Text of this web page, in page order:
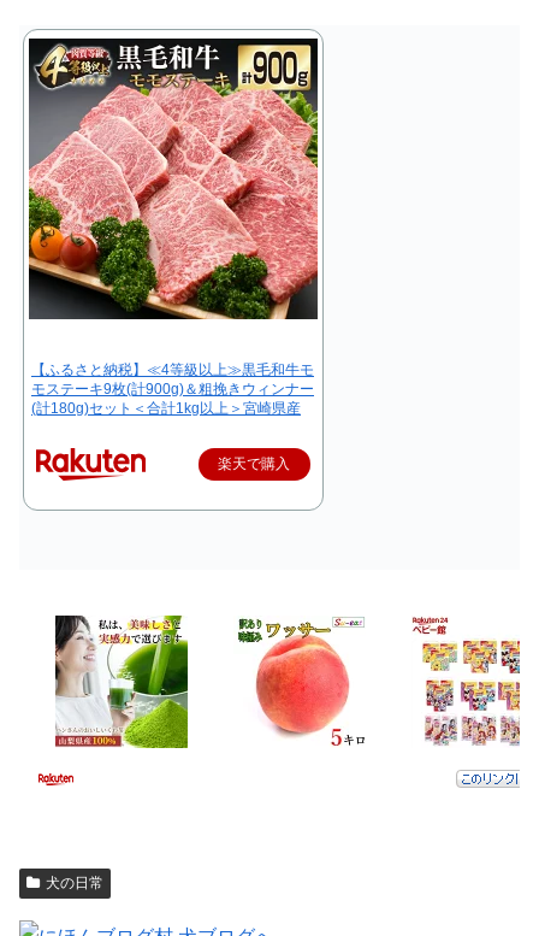
【ふるさと納税】≪4等級以上≫黒毛和牛モ
モステーキ9枚(計900g)＆粗挽きウィンナー
(計180g)セット＜合計1kg以上＞宮崎県産
楽天で購入
犬の日常